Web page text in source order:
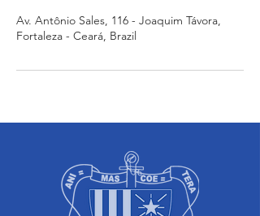
Av. Antônio Sales, 116 - Joaquim Távora,
Fortaleza - Ceará, Brazil